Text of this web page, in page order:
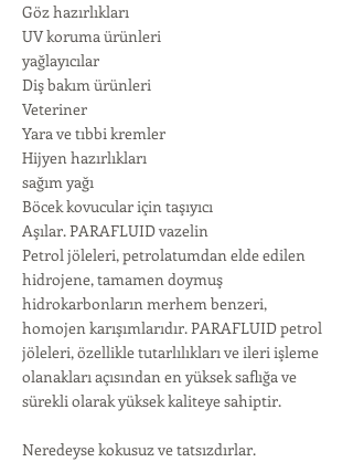
Göz hazırlıkları
UV koruma ürünleri
yağlayıcılar
Diş bakım ürünleri
Veteriner
Yara ve tıbbi kremler
Hijyen hazırlıkları
sağım yağı
Böcek kovucular için taşıyıcı
Aşılar. PARAFLUID vazelin
Petrol jöleleri, petrolatumdan elde edilen
hidrojene, tamamen doymuş
hidrokarbonların merhem benzeri,
homojen karışımlarıdır. PARAFLUID petrol
jöleleri, özellikle tutarlılıkları ve ileri işleme
olanakları açısından en yüksek saflığa ve
sürekli olarak yüksek kaliteye sahiptir.
Neredeyse kokusuz ve tatsızdırlar.